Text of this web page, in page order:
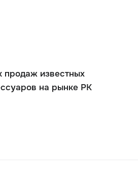
продаж известных
на рынке РК